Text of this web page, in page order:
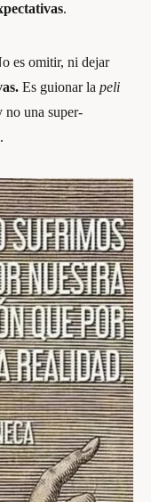
.
es omitir, ni dejar
Es guionar la peli
no una super-